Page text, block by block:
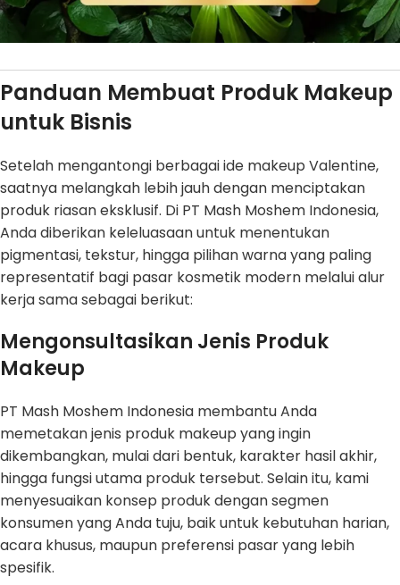
Panduan Membuat Produk Makeup
untuk Bisnis
Setelah mengantongi berbagai ide makeup Valentine,
saatnya melangkah lebih jauh dengan menciptakan
produk riasan eksklusif. Di PT Mash Moshem Indonesia,
Anda diberikan keleluasaan untuk menentukan
pigmentasi, tekstur, hingga pilihan warna yang paling
representatif bagi pasar kosmetik modern melalui alur
kerja sama sebagai berikut:
Mengonsultasikan Jenis Produk
Makeup
PT Mash Moshem Indonesia membantu Anda
memetakan jenis produk makeup yang ingin
dikembangkan, mulai dari bentuk, karakter hasil akhir,
hingga fungsi utama produk tersebut. Selain itu, kami
menyesuaikan konsep produk dengan segmen
konsumen yang Anda tuju, baik untuk kebutuhan harian,
acara khusus, maupun preferensi pasar yang lebih
spesifik.